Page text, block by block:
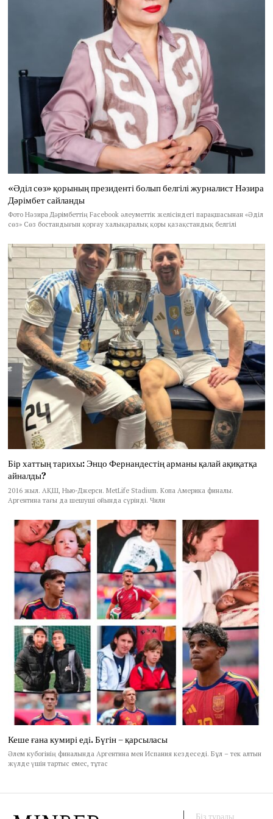
«Әділ сөз» қорының президенті болып белгілі журналист Нәзира
Дәрімбет сайланды
Фото Нәзира Дәрімбеттің Facebook әлеуметтік желісіндегі парақшасынан «Әділ
сөз» Сөз бостандығын қорғау халықаралық қоры қазақстандық белгілі
Бір хаттың тарихы: Энцо Фернандестің арманы қалай ақиқатқа
айналды?
2016 жыл. АҚШ, Нью-Джерси. MetLife Stadium. Копа Америка финалы.
Аргентина тағы да шешуші ойында сүрінді. Чили
Кеше ғана кумирі еді. Бүгін – қарсыласы
Әлем кубогінің финалында Аргентина мен Испания кездеседі. Бұл – тек алтын
жүлде үшін тартыс емес, тұтас